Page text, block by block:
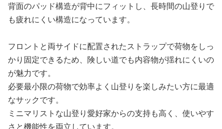
背面のパッド構造が背中にフィットし、長時間の山登りで
も疲れにくい構造になっています。
フロントと両サイドに配置されたストラップで荷物をしっ
かり固定できるため、険しい道でも内容物が揺れにくいの
が魅力です。
必要最小限の荷物で効率よく山登りを楽しみたい方に最適
なサックです。
ミニマリストな山登り愛好家からの支持も高く、使いやす
さと機能性を両立しています。